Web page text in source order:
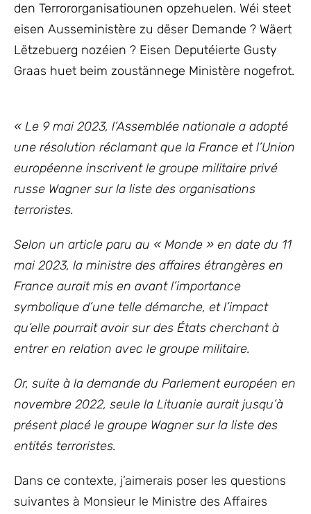
den Terrororganisatiounen opzehuelen. Wéi steet
eisen Ausseministère zu dëser Demande ? Wäert
Lëtzebuerg nozéien ? Eisen Deputéierte Gusty
Graas huet beim zoustännege Ministère nogefrot.
« Le 9 mai 2023, l’Assemblée nationale a adopté
une résolution réclamant que la France et l’Union
européenne inscrivent le groupe militaire privé
russe Wagner sur la liste des organisations
terroristes.
Selon un article paru au « Monde » en date du 11
mai 2023, la ministre des affaires étrangères en
France aurait mis en avant l’importance
symbolique d’une telle démarche, et l’impact
qu’elle pourrait avoir sur des États cherchant à
entrer en relation avec le groupe militaire.
Or, suite à la demande du Parlement européen en
novembre 2022, seule la Lituanie aurait jusqu’à
présent placé le groupe Wagner sur la liste des
entités terroristes.
Dans ce contexte, j’aimerais poser les questions
suivantes à Monsieur le Ministre des Affaires